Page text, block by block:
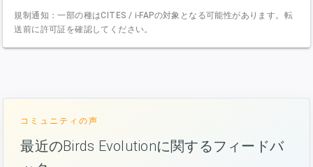
規制通知：一部の種はCITES / i-FAPの対象となる可能性があります。転
送前に許可証を確認してください。
コミュニティの声
最近のBirds Evolutionに関するフィードバ